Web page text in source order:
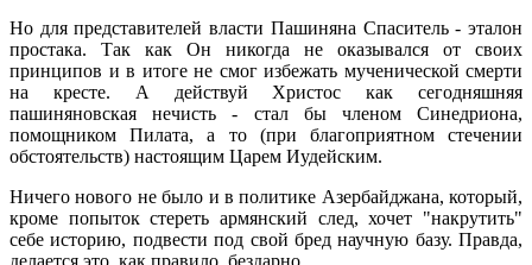
Но для представителей власти Пашиняна Спаситель - эталон
простака. Так как Он никогда не оказывался от своих
принципов и в итоге не смог избежать мученической смерти
на кресте. А действуй Христос как сегодняшняя
пашиняновская нечисть - стал бы членом Синедриона,
помощником Пилата, а то (при благоприятном стечении
обстоятельств) настоящим Царем Иудейским.
Ничего нового не было и в политике Азербайджана, который,
кроме попыток стереть армянский след, хочет "накрутить"
себе историю, подвести под свой бред научную базу. Правда,